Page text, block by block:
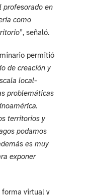
profesorado en
como
”, señaló.
permitió
de creación y
local-
problemáticas
territorios y
podamos
es muy
exponer
forma virtual y